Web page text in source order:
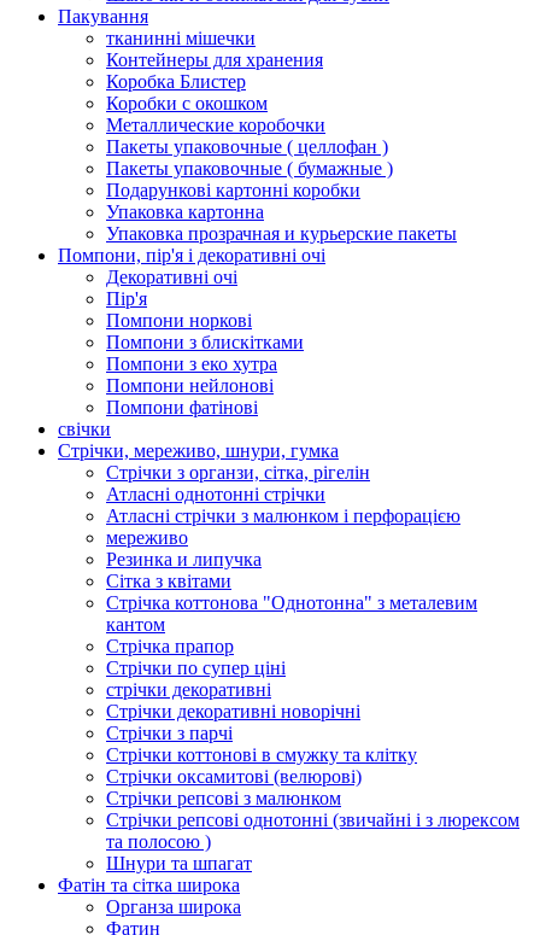
Пакування
тканинні мішечки
Контейнеры для хранения
Коробка Блистер
Коробки с окошком
Металлические коробочки
Пакеты упаковочные ( целлофан )
Пакеты упаковочные ( бумажные )
Подарункові картонні коробки
Упаковка картонна
Упаковка прозрачная и курьерские пакеты
Помпони, пір'я і декоративні очі
Декоративні очі
Пір'я
Помпони норкові
Помпони з блискітками
Помпони з еко хутра
Помпони нейлонові
Помпони фатінові
свічки
Стрічки, мереживо, шнури, гумка
Стрічки з органзи, сітка, рігелін
Атласні однотонні стрічки
Атласні стрічки з малюнком і перфорацією
мереживо
Резинка и липучка
Сітка з квітами
Стрічка коттонова "Однотонна" з металевим
кантом
Стрічка прапор
Стрічки по супер ціні
стрічки декоративні
Стрічки декоративні новорічні
Стрічки з парчі
Стрічки коттонові в смужку та клітку
Стрічки оксамитові (велюрові)
Стрічки репсові з малюнком
Стрічки репсові однотонні (звичайні і з люрексом
та полосою )
Шнури та шпагат
Фатін та сітка широка
Органза широка
Фатин